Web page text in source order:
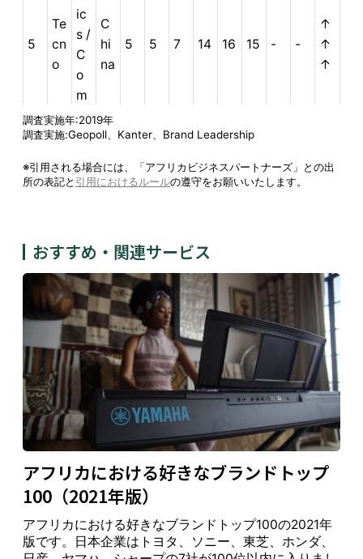
5
Te
cn
o
ic
s /
C
o
m
pu
te
C
hi
na
5 5 7 14 16 15 - -
↑
↑
↑
p
pl
e
El
on
s /
C
o
m
pu
rs
U
S
A
6 7 5 5 14 -
↑
↑
↑
7
N
Te
le
co
m
Pr
ov
So
ut
h
Af
ric
7
調査実施年:2019年
調査実施:Geopoll、Kanter、Brand Leadership
※引用される場合には、「アフリカビジネスパートナーズ」との出
所の表記と 引用におけるルールの遵守をお願いいたします。
おすすめ・関連サービス
アフリカにおける好きなブランドトップ
100（2021年版）
アフリカにおける好きなブランドトップ100の2021年
版です。日本企業はトヨタ、ソニー、東芝、ホンダ、